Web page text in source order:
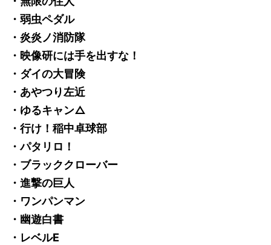
・弱虫ペダル
・炎炎ノ消防隊
・映像研には手を出すな！
・ダイの大冒険
・あやつり左近
・ゆるキャン△
・行け！稲中卓球部
・パタリロ！
・ブラッククローバー
・進撃の巨人
・ワンパンマン
・幽遊白書
・レベルE